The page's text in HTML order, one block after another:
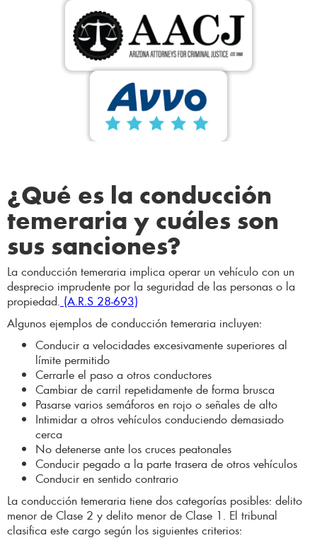
¿Qué es la conducción
temeraria y cuáles son
sus sanciones?
La conducción temeraria implica operar un vehículo con un
desprecio imprudente por la seguridad de las personas o la
propiedad. (A.R.S 28-693)
Algunos ejemplos de conducción temeraria incluyen:
Conducir a velocidades excesivamente superiores al
límite permitido
Cerrarle el paso a otros conductores
Cambiar de carril repetidamente de forma brusca
Pasarse varios semáforos en rojo o señales de alto
Intimidar a otros vehículos conduciendo demasiado
cerca
No detenerse ante los cruces peatonales
Conducir pegado a la parte trasera de otros vehículos
Conducir en sentido contrario
La conducción temeraria tiene dos categorías posibles: delito
menor de Clase 2 y delito menor de Clase 1. El tribunal
clasifica este cargo según los siguientes criterios: